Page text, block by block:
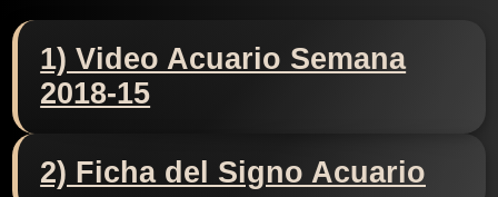
1) Video Acuario Semana
2018-15
2) Ficha del Signo Acuario